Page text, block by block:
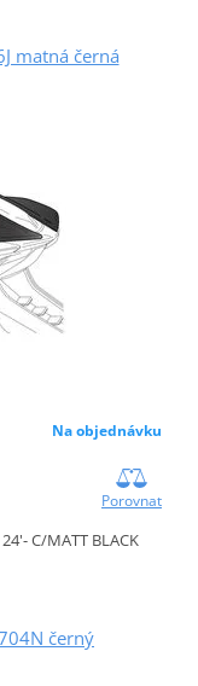
matná černá
Na objednávku
Porovnat
24'- C/MATT BLACK
černý